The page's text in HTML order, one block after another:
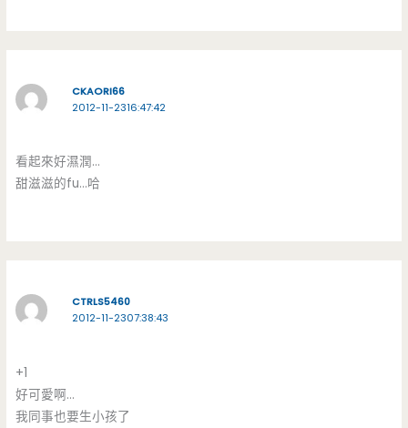
CKAORI66
2012-11-2316:47:42
看起來好濕潤…
甜滋滋的fu…哈
CTRLS5460
2012-11-2307:38:43
+1
好可愛啊…
我同事也要生小孩了